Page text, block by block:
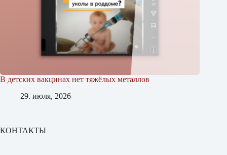
В детских вакцинах нет тяжёлых металлов
29. июля, 2026
КОНТАКТЫ